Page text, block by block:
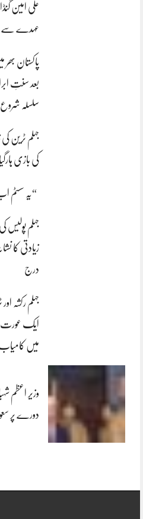
علی امین
عہدے سے
پاکستان بھر
بعد سنتِ
سلسلہ شروع
جہلم ٹرین
کی بازی ہارگیا
“یہ سسٹم
زیادتی کا
درج
جہلم رکشہ اور
ایک عورت
میں
وزیر اعظم
دورے پر